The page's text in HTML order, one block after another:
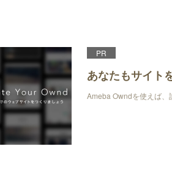
PR
あなたもサイト
Ameba Owndを使えば、